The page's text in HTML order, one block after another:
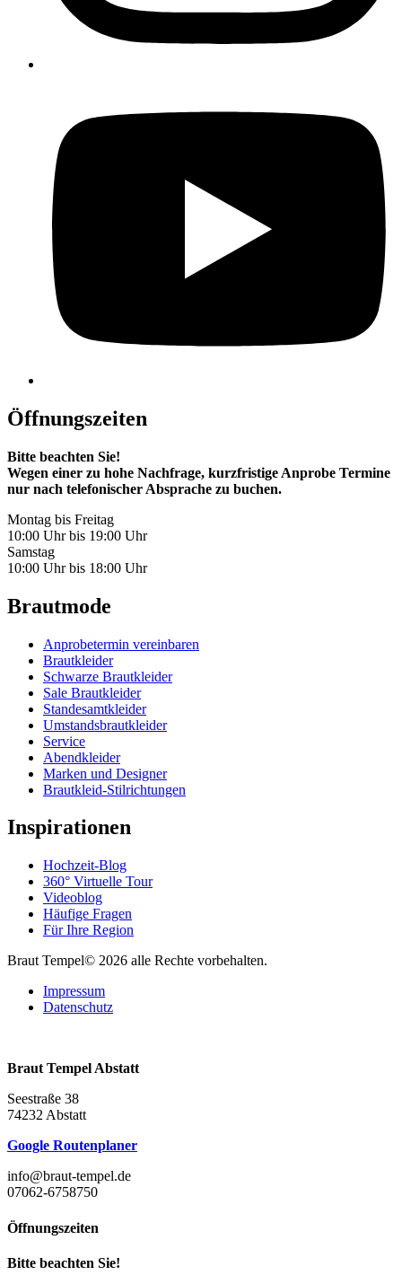
Öffnungszeiten
Bitte beachten Sie!
Wegen einer zu hohe Nachfrage, kurzfristige Anprobe Termine
nur nach telefonischer Absprache zu buchen.
Montag bis Freitag
10:00 Uhr bis 19:00 Uhr
Samstag
10:00 Uhr bis 18:00 Uhr
Brautmode
Anprobetermin vereinbaren
Brautkleider
Schwarze Brautkleider
Sale Brautkleider
Standesamtkleider
Umstandsbrautkleider
Service
Abendkleider
Marken und Designer
Brautkleid-Stilrichtungen
Inspirationen
Hochzeit-Blog
360° Virtuelle Tour
Videoblog
Häufige Fragen
Für Ihre Region
Braut Tempel© 2026 alle Rechte vorbehalten.
Impressum
Datenschutz
Braut Tempel Abstatt
Seestraße 38
74232 Abstatt
Google Routenplaner
info@braut-tempel.de
07062-6758750
Öffnungszeiten
Bitte beachten Sie!